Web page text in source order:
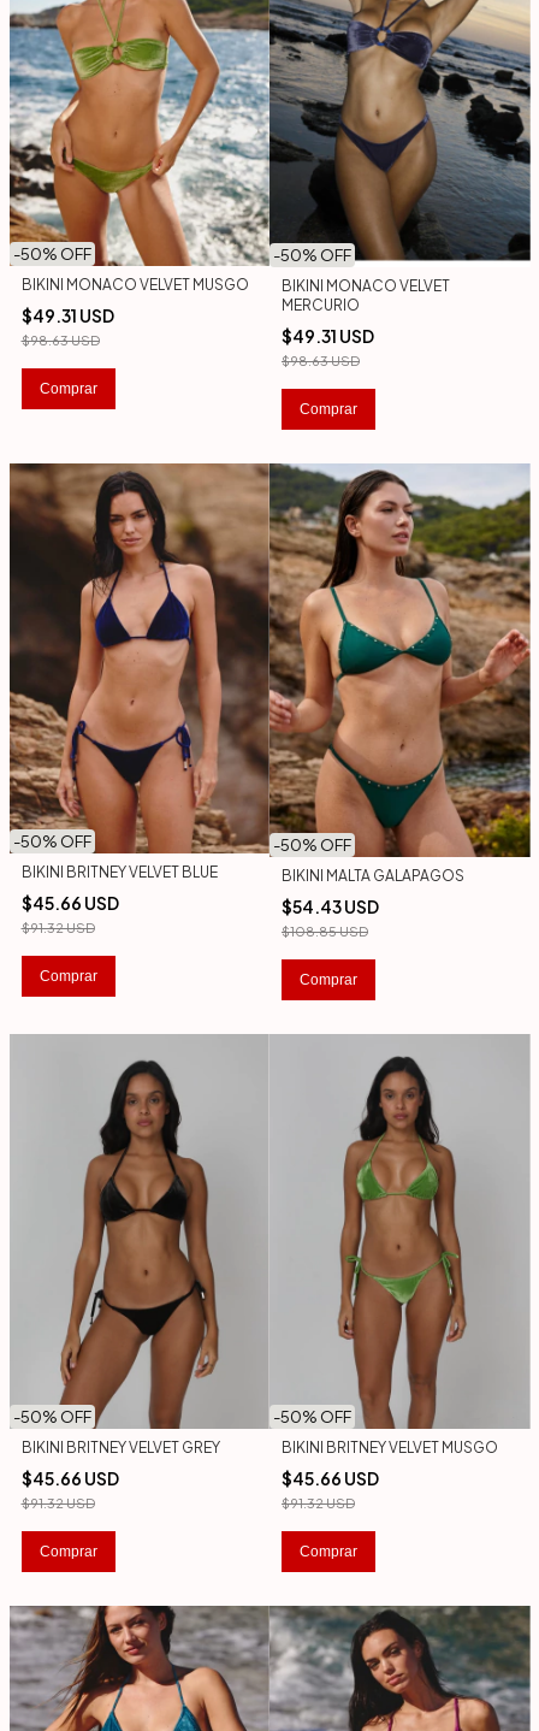
-50% OFF
BIKINI MONACO VELVET MUSGO
$49.31 USD
$98.63 USD
Comprar
-50% OFF
BIKINI MONACO VELVET
MERCURIO
$49.31 USD
$98.63 USD
Comprar
-50% OFF
BIKINI BRITNEY VELVET BLUE
$45.66 USD
$91.32 USD
Comprar
-50% OFF
BIKINI MALTA GALAPAGOS
$54.43 USD
$108.85 USD
Comprar
-50% OFF
BIKINI BRITNEY VELVET GREY
$45.66 USD
$91.32 USD
Comprar
-50% OFF
BIKINI BRITNEY VELVET MUSGO
$45.66 USD
$91.32 USD
Comprar